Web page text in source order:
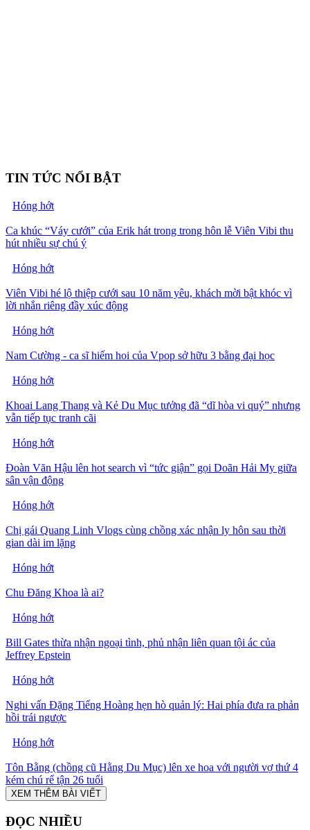
TIN TỨC NỔI BẬT
Hóng hớt
Ca khúc “Váy cưới” của Erik hát trong trong hôn lễ Viên Vibi thu
hút nhiều sự chú ý
Hóng hớt
Viên Vibi hé lộ thiệp cưới sau 10 năm yêu, khách mời bật khóc vì
lời nhắn riêng đầy xúc động
Hóng hớt
Nam Cường - ca sĩ hiếm hoi của Vpop sở hữu 3 bằng đại học
Hóng hớt
Khoai Lang Thang và Kẻ Du Mục tưởng đã “dĩ hòa vi quý” nhưng
vẫn tiếp tục tranh cãi
Hóng hớt
Đoàn Văn Hậu lên hot search vì “tức giận” gọi Doãn Hải My giữa
sân vận động
Hóng hớt
Chị gái Quang Linh Vlogs cùng chồng xác nhận ly hôn sau thời
gian dài im lặng
Hóng hớt
Chu Đăng Khoa là ai?
Hóng hớt
Bill Gates thừa nhận ngoại tình, phủ nhận liên quan tội ác của
Jeffrey Epstein
Hóng hớt
Nghi vấn Đặng Tiếng Hoàng hẹn hò quản lý: Hai phía đưa ra phản
hồi trái ngược
Hóng hớt
Tôn Bằng (chồng cũ Hằng Du Mục) lên xe hoa với người vợ thứ 4
kém chú rể tận 26 tuổi
XEM THÊM BÀI VIẾT
ĐỌC NHIỀU